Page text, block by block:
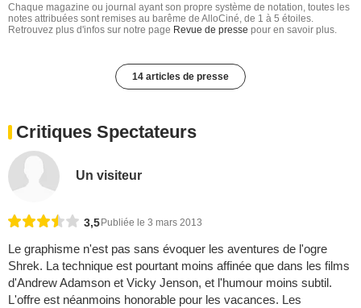
Chaque magazine ou journal ayant son propre système de notation, toutes les
notes attribuées sont remises au barême de AlloCiné, de 1 à 5 étoiles.
Retrouvez plus d'infos sur notre page Revue de presse pour en savoir plus.
14 articles de presse
Critiques Spectateurs
Un visiteur
3,5 Publiée le 3 mars 2013
Le graphisme n'est pas sans évoquer les aventures de l'ogre
Shrek. La technique est pourtant moins affinée que dans les films
d'Andrew Adamson et Vicky Jenson, et l'humour moins subtil.
L'offre est néanmoins honorable pour les vacances. ­Les